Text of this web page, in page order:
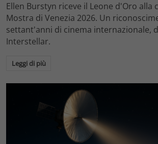
Ellen Burstyn riceve il Leone d'Oro alla
Mostra di Venezia 2026. Un
settant'anni di cinema internazionale,
Interstellar.
Leggi di più